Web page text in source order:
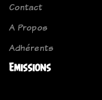
Contact
A Propos
Adhérents
Emissions